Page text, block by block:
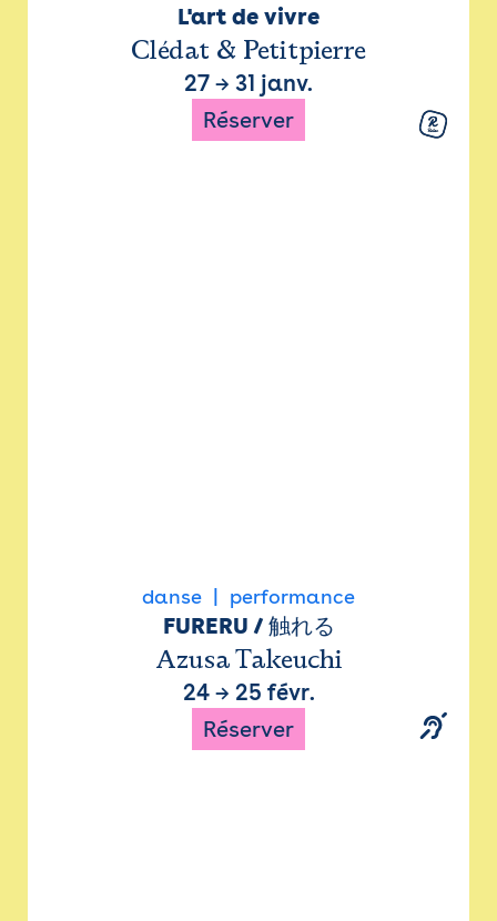
L'art de vivre
Clédat & Petitpierre
27 → 31 janv.
Réserver
danse performance
FURERU / 触れる
Azusa Takeuchi
24→ 25 févr.
Réserver